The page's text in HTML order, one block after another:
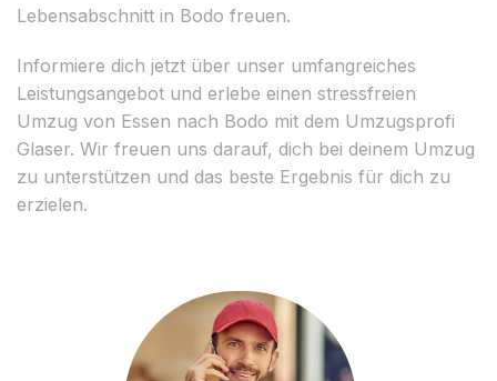
Lebensabschnitt in Bodo freuen.
Informiere dich jetzt über unser umfangreiches
Leistungsangebot und erlebe einen stressfreien
Umzug von Essen nach Bodo mit dem Umzugsprofi
Glaser. Wir freuen uns darauf, dich bei deinem Umzug
zu unterstützen und das beste Ergebnis für dich zu
erzielen.